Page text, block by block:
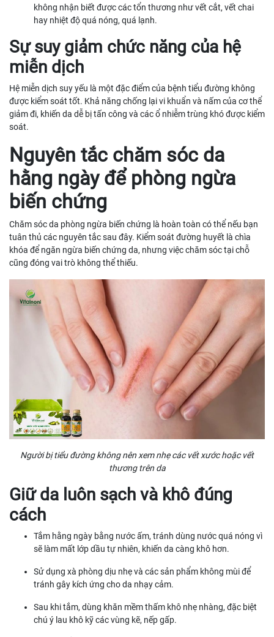
không nhận biết được các tổn thương như vết cắt, vết chai
hay nhiệt độ quá nóng, quá lạnh.
Sự suy giảm chức năng của hệ
miễn dịch
Hệ miễn dịch suy yếu là một đặc điểm của bệnh tiểu đường không
được kiểm soát tốt. Khả năng chống lại vi khuẩn và nấm của cơ thể
giảm đi, khiến da dễ bị tấn công và các ổ nhiễm trùng khó được kiểm
soát.
Nguyên tắc chăm sóc da
hằng ngày để phòng ngừa
biến chứng
Chăm sóc da phòng ngừa biến chứng là hoàn toàn có thể nếu bạn
tuân thủ các nguyên tắc sau đây. Kiểm soát đường huyết là chìa
khóa để ngăn ngừa biến chứng da, nhưng việc chăm sóc tại chỗ
cũng đóng vai trò không thể thiếu.
Người bị tiểu đường không nên xem nhẹ các vết xước hoặc vết
thương trên da
Giữ da luôn sạch và khô đúng
cách
Tắm hằng ngày bằng nước ấm, tránh dùng nước quá nóng vì
sẽ làm mất lớp dầu tự nhiên, khiến da càng khô hơn.
Sử dụng xà phòng dịu nhẹ và các sản phẩm không mùi để
tránh gây kích ứng cho da nhạy cảm.
Sau khi tắm, dùng khăn mềm thấm khô nhẹ nhàng, đặc biệt
chú ý lau khô kỹ các vùng kẽ, nếp gấp.